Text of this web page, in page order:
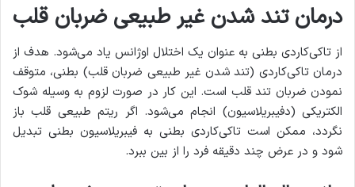
درمان تند شدن غیر طبیعی ضربان قلب
از تاکی‌کاردی بطنی به عنوان یک اختلال اوژانس یاد می‌شود. هدف از
درمان تاکی‌کاردی (تند شدن غیر طبیعی ضربان قلب) بطنی، متوقف
نمودن ضربان تند قلب است. این کار در صورت لزوم به وسیله شوک
الکتریکی (دفیبریلاسیون) انجام می‌شود. اگر ریتم طبیعی قلب باز
نگردد، ممکن است تاکی‌کاردی بطنی به فیبریلاسیون بطنی تبدیل
شود و در عرض چند دقیقه فرد را از بین ببرد.